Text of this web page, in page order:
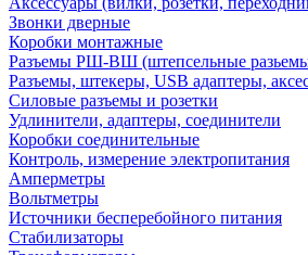
Звонки дверные
Коробки монтажные
Разъемы РШ-ВШ (штепсельные
Разъемы, штекеры, USB адаптеры,
Силовые разъемы и розетки
Удлинители, адаптеры, соединители
Коробки соединительные
Контроль, измерение электропитания
Амперметры
Вольтметры
Источники бесперебойного питания
Стабилизаторы